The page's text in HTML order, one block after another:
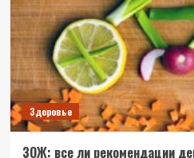
состояние
Здоровье
ЗОЖ: все ли рекомендации